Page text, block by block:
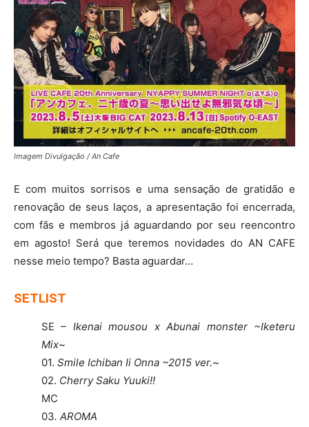
Imagem Divulgação / An Cafe
E com muitos sorrisos e uma sensação de gratidão e
renovação de seus laços, a apresentação foi encerrada,
com fãs e membros já aguardando por seu reencontro
em agosto! Será que teremos novidades do AN CAFE
nesse meio tempo? Basta aguardar…
SETLIST
SE– Ikenai mousou x Abunai monster ~Iketeru
Mix~
01. Smile Ichiban Ii Onna ~2015 ver.~
02. Cherry Saku Yuuki!!
MC
03. AROMA